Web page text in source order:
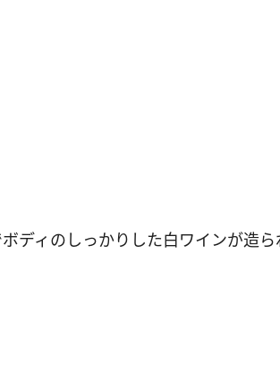
ディのしっかりした白ワインが造ら